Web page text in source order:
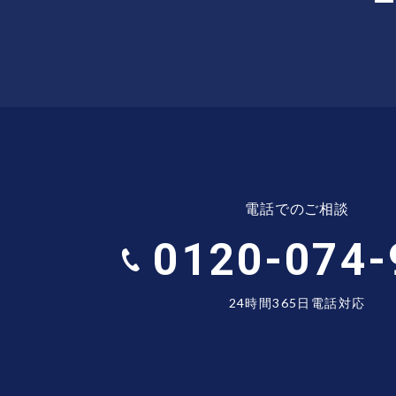
電話でのご相談
0120-
24時間365日電話対応